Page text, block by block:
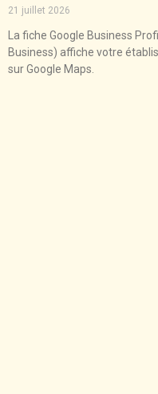
21 juillet 2026
La fiche Google Business
Business) affiche votre
sur Google Maps.